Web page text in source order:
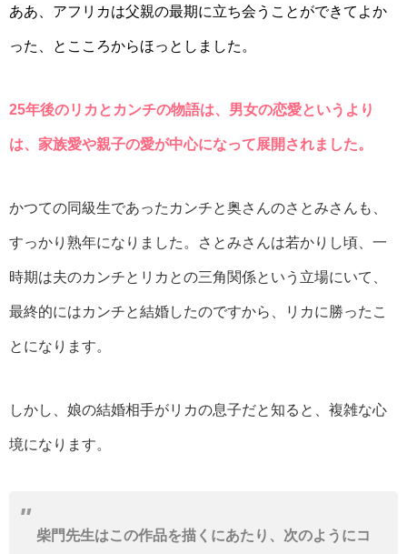
ああ、アフリカは父親の最期に立ち会うことができてよか
った、とこころからほっとしました。
25年後のリカとカンチの物語は、男女の恋愛というより
は、家族愛や親子の愛が中心になって展開されました。
かつての同級生であったカンチと奥さんのさとみさんも、
すっかり熟年になりました。さとみさんは若かりし頃、一
時期は夫のカンチとリカとの三角関係という立場にいて、
最終的にはカンチと結婚したのですから、リカに勝ったこ
とになります。
しかし、娘の結婚相手がリカの息子だと知ると、複雑な心
境になります。
柴門先生はこの作品を描くにあたり、次のようにコ